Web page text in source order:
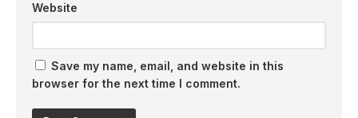
Website
Save my name, email, and website in this
browser for the next time I comment.